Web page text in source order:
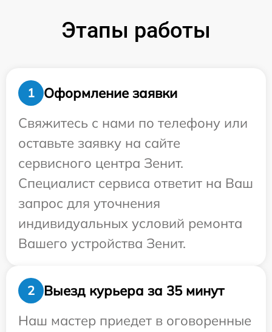
Этапы работы
1
Оформление заявки
Свяжитесь с нами по телефону или
оставьте заявку на сайте
сервисного центра Зенит.
Специалист сервиса ответит на Ваш
запрос для уточнения
индивидуальных условий ремонта
Вашего устройства Зенит.
2
Выезд курьера за 35 минут
Наш мастер приедет в оговоренные